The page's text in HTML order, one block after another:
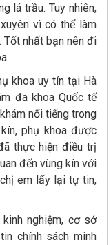
lá trầu. Tuy nhiên,
vì có thể làm
Tốt nhất bạn nên đi
khoa uy tín tại Hà
đa khoa Quốc tế
nổi tiếng trong
phụ khoa được
thực hiện điều trị
đến vùng kín với
em lấy lại tự tin,
nghiệm, cơ sở
chính sách minh